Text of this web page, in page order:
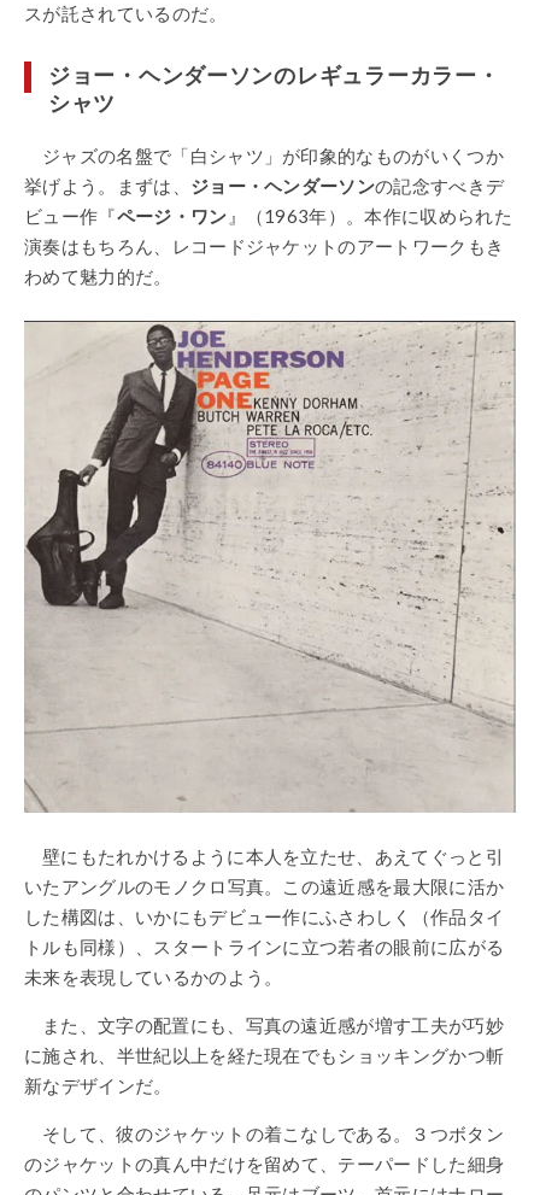
スが託されているのだ。
ジョー・ヘンダーソンのレギュラーカラー・
シャツ
ジャズの名盤で「白シャツ」が印象的なものがいくつか
挙げよう。まずは、 ジョー・ヘンダーソンの記念すべきデ
ビュー作『ページ・ワン 』（1963年）。本作に収められた
演奏はもちろん、レコードジャケットのアートワークもき
わめて魅力的だ。
壁にもたれかけるように本人を立たせ、あえてぐっと引
いたアングルのモノクロ写真。この遠近感を最大限に活か
した構図は、いかにもデビュー作にふさわしく（作品タイ
トルも同様）、スタートラインに立つ若者の眼前に広がる
未来を表現しているかのよう。
また、文字の配置にも、写真の遠近感が増す工夫が巧妙
に施され、半世紀以上を経た現在でもショッキングかつ斬
新なデザインだ。
そして、彼のジャケットの着こなしである。３つボタン
のジャケットの真ん中だけを留めて、テーパードした細身